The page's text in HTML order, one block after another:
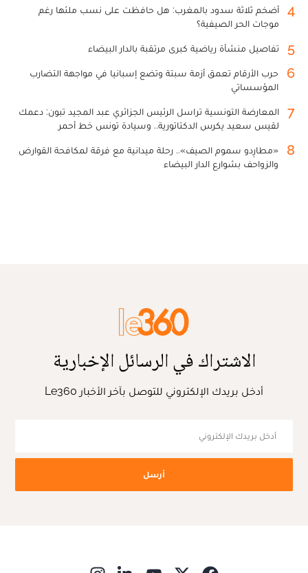
4
أضخم ثلاثة سدود بالمغرب: هل حافظت على نسب ملئها رغم
موجات الحر الصيفية؟
5 تفاصيل منشأة رياضية كبرى مرتقبة بالدار البيضاء
6
حرب الأرقام تعمق أزمة سبتة وتضع إسبانيا في مواجهة التضارب
المؤسساتي
7
المعارضة التونسية تراسل الرئيس الجزائري عبد المجيد تبون: دعمك
لقيس سعيد يكرس الدكتاتورية.. وسيادة تونس خط أحمر
8
«مطارِدو سموم الصيف».. رحلة ميدانية مع فرقة لمكافحة القوارض
والزواحف بشوارع الدار البيضاء
الاشتراك في الرسائل الإخبارية
أدخل بريدك الإلكتروني للتوصل بآخر الأخبار Le360
أرسل